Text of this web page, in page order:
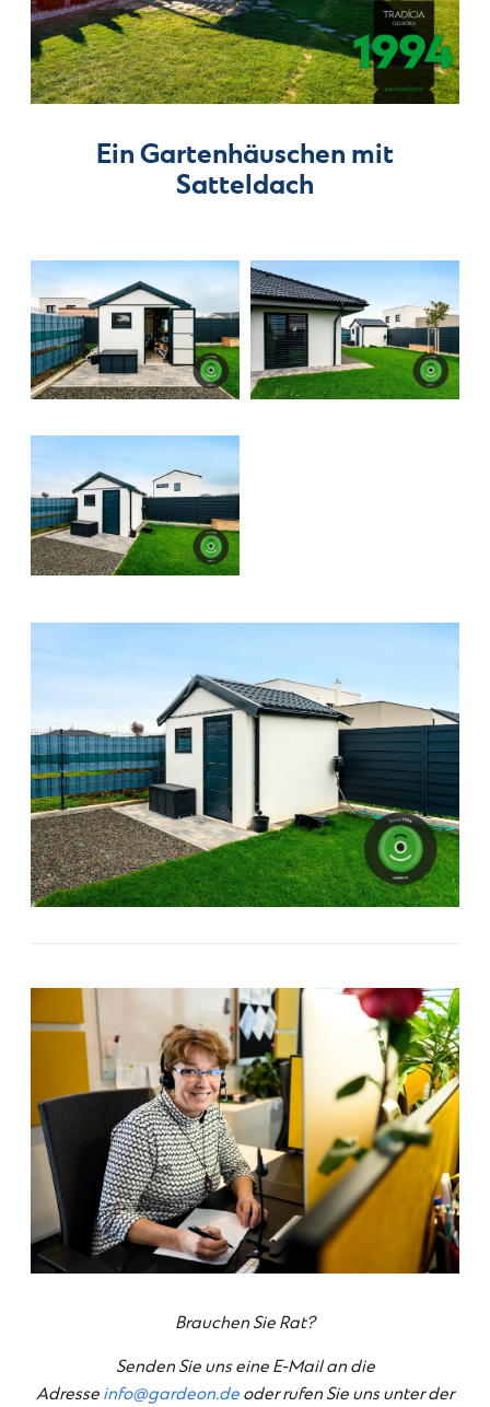
Ein Gartenhäuschen mit
Satteldach
Brauchen Sie Rat?
Senden Sie uns eine E-Mail an die
Adresse info@gardeon.de oder rufen Sie uns unter der